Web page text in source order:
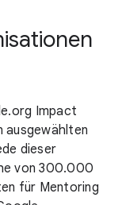
Impact
ausgewählten
dieser
von 300.000
für Mentoring